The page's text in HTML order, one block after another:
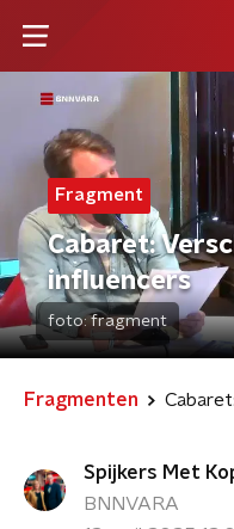
Fragment
Cabaret:
influencers
foto: fragment
Fragmenten
Spijkers Met
BNNVARA